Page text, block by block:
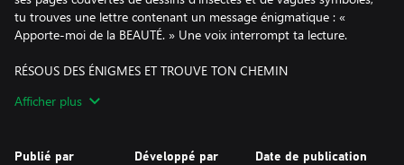
tu trouves une lettre contenant un message énigmatique : «
Apporte-moi de la BEAUTÉ. » Une voix interrompt ta lecture.
RÉSOUS DES ÉNIGMES ET TROUVE TON CHEMIN
narrative unique que nous appelons « Puzzlevania », avec une
Afficher plus
Publié par Développé par Date de publication